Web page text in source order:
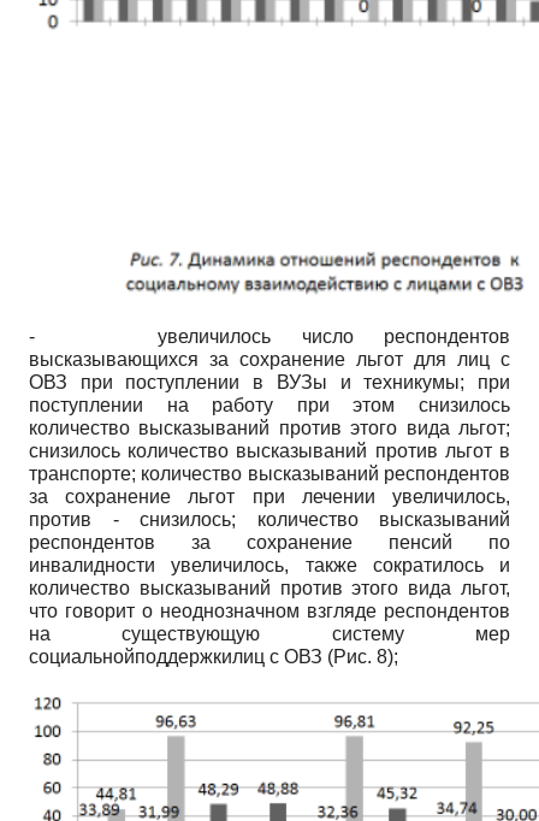
- увеличилось число респондентов
высказывающихся за сохранение льгот для лиц с
ОВЗ при поступлении в ВУЗы и техникумы; при
поступлении на работу при этом снизилось
количество высказываний против этого вида льгот;
снизилось количество высказываний против льгот в
транспорте; количество высказываний респондентов
за сохранение льгот при лечении увеличилось,
против - снизилось; количество высказываний
респондентов за сохранение пенсий по
инвалидности увеличилось, также сократилось и
количество высказываний против этого вида льгот,
что говорит о неоднозначном взгляде респондентов
на существующую систему мер
социальнойподдержкилиц с ОВЗ (Рис. 8);